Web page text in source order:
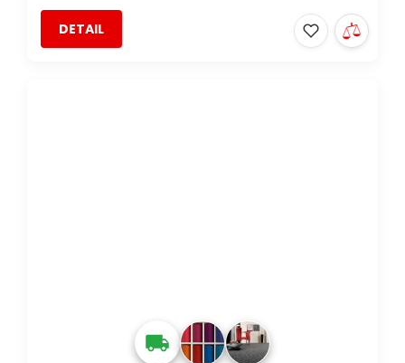
DETAIL